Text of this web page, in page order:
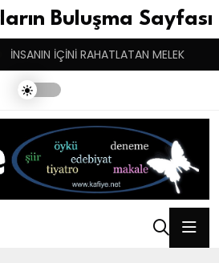
Buluşma Sayfası
İNSANIN İÇİNİ RAHATLATAN MELEK